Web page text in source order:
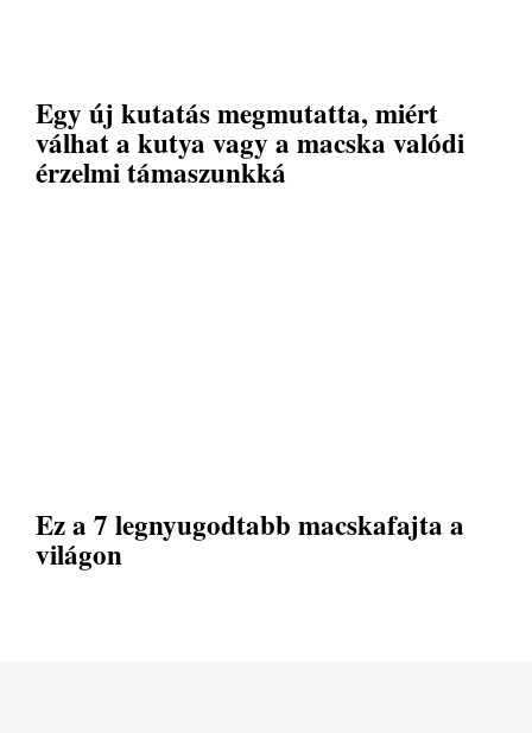
Egy új kutatás megmutatta, miért
válhat a kutya vagy a macska valódi
érzelmi támaszunkká
Ez a 7 legnyugodtabb macskafajta a
világon